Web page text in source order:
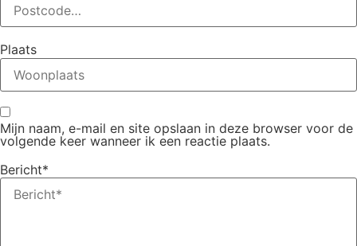
Plaats
Mijn naam, e-mail en site opslaan in deze browser voor de
volgende keer wanneer ik een reactie plaats.
Bericht*